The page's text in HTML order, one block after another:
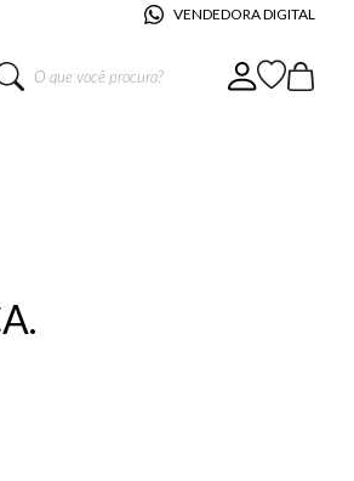
VENDEDORA DIGITAL
que você procura?